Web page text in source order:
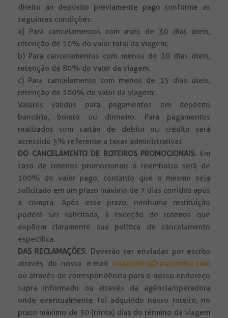
direito ao depósito previamente pago conforme as
seguintes condições:
a) Para cancelamentos com mais de 30 dias úteis,
retenção de 10% do valor total da viagem;
b) Para cancelamentos com menos de 30 dias úteis,
retenção de 80% do valor da viagem.
c) Para cancelamento com menos de 15 dias úteis,
retenção de 100% do valor da viagem;
Valores validos para pagamentos em depósito
bancário, boleto ou dinheiro. Para pagamentos
realizados com cartão de debito ou crédito será
acrescido 5% referente a taxas administrativas
DO CANCELAMENTO DE ROTEIROS PROMOCIONAIS. Em
caso de roteiros promocionais o reembolso será de
100% do valor pago, contanto que o mesmo seja
solicitado em um prazo máximo de 7 dias corridos após
a compra. Após esse prazo, nenhuma restituição
poderá ser solicitada, à exceção de roteiros que
expõem claramente sua política de cancelamento
específica.
DAS RECLAMAÇÕES. Deverão ser enviadas por escrito
através do nosso e-mail rotacombo@rotacombo.com
ou através de correspondência para o nosso endereço
supra informado ou através da agência/operadora
onde eventualmente foi adquirido nosso roteiro, no
prazo máximo de 30 (trinta) dias do término da viagem